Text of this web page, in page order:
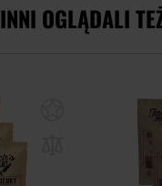
INNI OGLĄDALI